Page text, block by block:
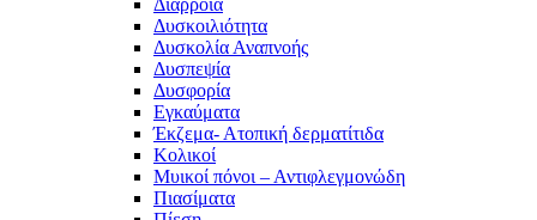
Διάρροια
Δυσκοιλιότητα
Δυσκολία Αναπνοής
Δυσπεψία
Δυσφορία
Εγκαύματα
Έκζεμα- Ατοπική δερματίτιδα
Κολικοί
Μυικοί πόνοι – Αντιφλεγμονώδη
Πιασίματα